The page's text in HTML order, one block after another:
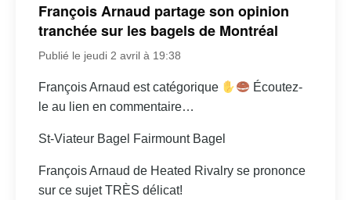
François Arnaud partage son opinion
tranchée sur les bagels de Montréal
Publié le jeudi 2 avril à 19:38
François Arnaud est catégorique
Écoutez-
le au lien en commentaire…
St-Viateur Bagel Fairmount Bagel
François Arnaud de Heated Rivalry se prononce
sur ce sujet TRÈS délicat!